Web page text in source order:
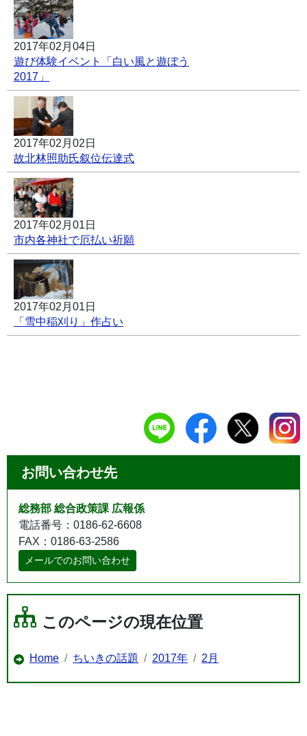
2017年02月04日
遊び体験イベント「白い風と遊ぼう
2017」
2017年02月02日
故北林照助氏叙位伝達式
2017年02月01日
市内各神社で厄払い祈願
2017年02月01日
「雪中稲刈り」作占い
お問い合わせ先
総務部 総合政策課 広報係
電話番号：0186-62-6608
FAX：0186-63-2586
メールでのお問い合わせ
このページの現在位置
Home ちいきの話題 2017年 2月